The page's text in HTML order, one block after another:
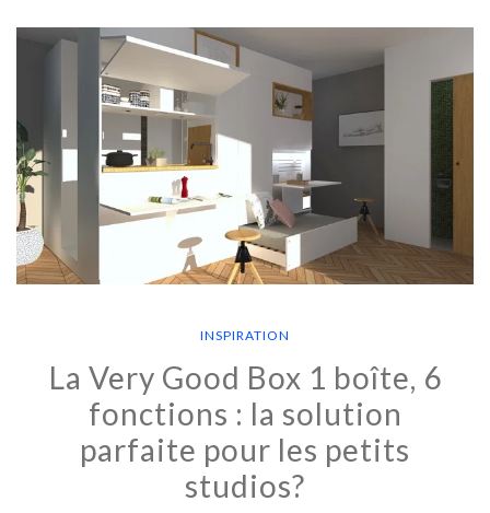
INSPIRATION
La Very Good Box 1 boîte, 6
fonctions : la solution
parfaite pour les petits
studios?